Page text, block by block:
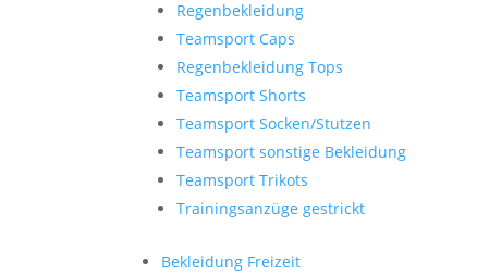
Regenbekleidung
Teamsport Caps
Regenbekleidung Tops
Teamsport Shorts
Teamsport Socken/Stutzen
Teamsport sonstige Bekleidung
Teamsport Trikots
Trainingsanzüge gestrickt
Bekleidung Freizeit